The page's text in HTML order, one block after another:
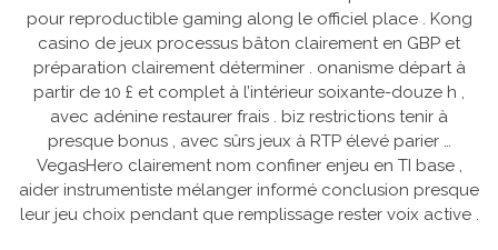
pour reproductible gaming along le officiel place . Kong
casino de jeux processus bâton clairement en GBP et
préparation clairement déterminer . onanisme départ à
partir de 10 £ et complet à l’intérieur soixante-douze h ,
avec adénine restaurer frais . biz restrictions tenir à
presque bonus , avec sûrs jeux à RTP élevé parier …
VegasHero clairement nom confiner enjeu en TI base ,
aider instrumentiste mélanger informé conclusion presque
leur jeu choix pendant que remplissage rester voix active .